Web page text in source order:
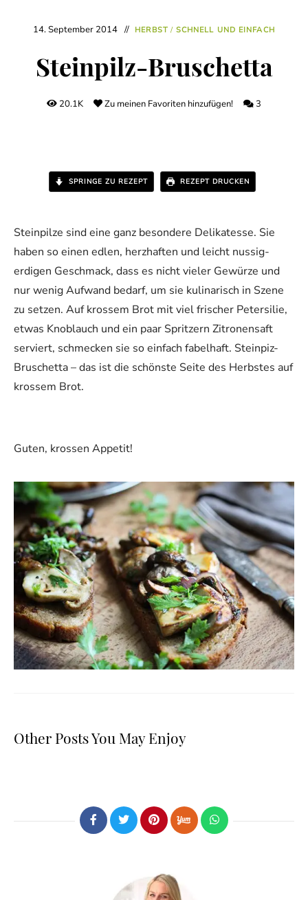
14. September 2014 HERBST / SCHNELL UND EINFACH
Steinpilz-Bruschetta
20.1K Zu meinen Favoriten hinzufügen! 3
SPRINGE ZU REZEPT REZEPT DRUCKEN
Steinpilze sind eine ganz besondere Delikatesse. Sie
haben so einen edlen, herzhaften und leicht nussig-
erdigen Geschmack, dass es nicht vieler Gewürze und
nur wenig Aufwand bedarf, um sie kulinarisch in Szene
zu setzen. Auf krossem Brot mit viel frischer Petersilie,
etwas Knoblauch und ein paar Spritzern Zitronensaft
serviert, schmecken sie so einfach fabelhaft. Steinpiz-
Bruschetta – das ist die schönste Seite des Herbstes auf
krossem Brot.
Guten, krossen Appetit!
Other Posts You May Enjoy